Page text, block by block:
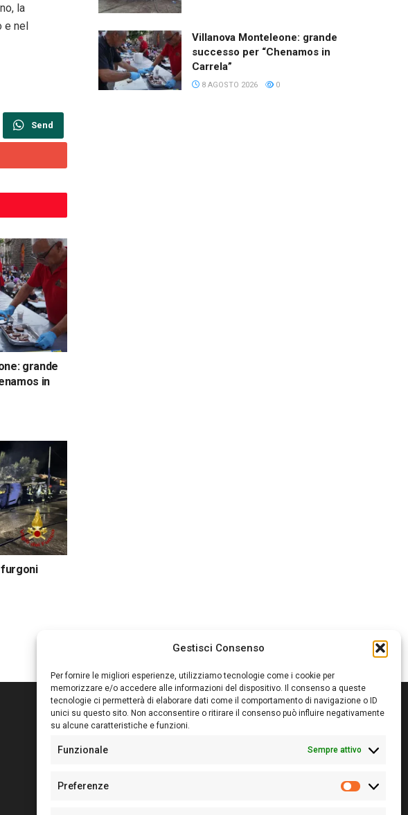
Gestisci Consenso
Per fornire le migliori esperienze, utilizziamo tecnologie come i cookie per
memorizzare e/o accedere alle informazioni del dispositivo. Il consenso a queste
tecnologie ci permetterà di elaborare dati come il comportamento di navigazione o ID
unici su questo sito. Non acconsentire o ritirare il consenso può influire negativamente
su alcune caratteristiche e funzioni.
Funzionale Sempre attivo
Preferenze
la
e nel
Send
grande
in
furgoni
Villanova Monteleone: grande
successo per “Chenamos in
Carrela”
8 AGOSTO 2026 0
Editore:Giampaolo Cirronis Ditta individuale
Sede:
N° di iscrizione al ROC: